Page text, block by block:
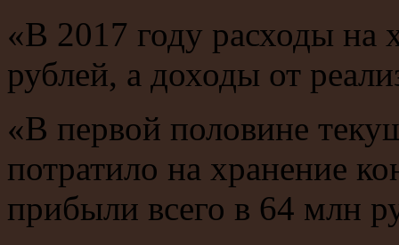
«В 2017 году расходы на
рублей, а доходы от
«В первой половине
потратило на хранение
прибыли всего в 64 млн